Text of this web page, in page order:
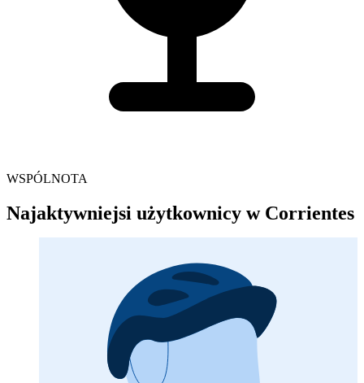
WSPÓLNOTA
Najaktywniejsi użytkownicy w Corrientes